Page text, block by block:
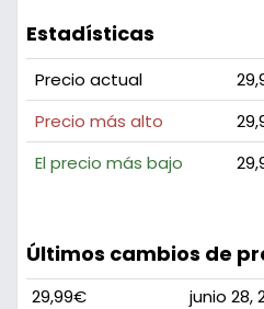
Estadísticas
Precio actual
Precio más alto
El precio más bajo
Últimos cambios de
29,99€ junio 28,